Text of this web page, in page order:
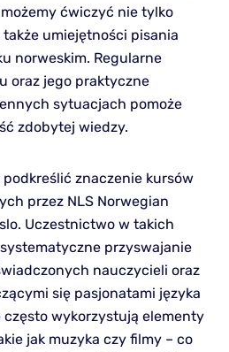
ćwiczyć nie tylko
umiejętności pisania
norweskim. Regularne
oraz jego praktyczne
sytuacjach pomoże
zdobytej wiedzy.
znaczenie kursów
przez NLS Norwegian
Uczestnictwo w takich
przyswajanie
nauczycieli oraz
się pasjonatami języka
często wykorzystują elementy
jak muzyka czy filmy – co